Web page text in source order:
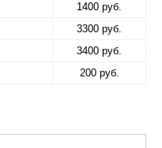
1400 руб.
3300 руб.
3400 руб.
200 руб.